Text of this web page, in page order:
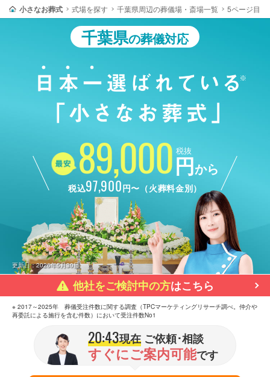
小さなお葬式 式場を探す 千葉県周辺の葬儀場・斎場一覧 5ページ目
千葉県の葬儀対応
89,000 税抜
円から
税込97,900円〜（火葬料金別）
更新日：2026年5月30日
他社をご検討中の方はこちら
※ 2017～2025年 葬儀受注件数に関する調査（TPCマーケティングリサーチ調べ。仲介や
再委託による施行を含む件数）において受注件数No1
20:43現在ご依頼･相談
すぐにご案内可能です